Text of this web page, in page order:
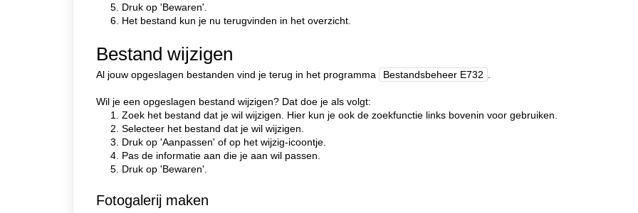
5. Druk op 'Bewaren'.
6. Het bestand kun je nu terugvinden in het overzicht.
Bestand wijzigen
Al jouw opgeslagen bestanden vind je terug in het programma Bestandsbeheer E732
Wil je een opgeslagen bestand wijzigen? Dat doe je als volgt:
1. Zoek het bestand dat je wil wijzigen. Hier kun je ook de zoekfunctie links bovenin voor gebruiken.
2. Selecteer het bestand dat je wil wijzigen.
3. Druk op 'Aanpassen' of op het wijzig-icoontje.
4. Pas de informatie aan die je aan wil passen.
5. Druk op 'Bewaren'.
Fotogalerij maken